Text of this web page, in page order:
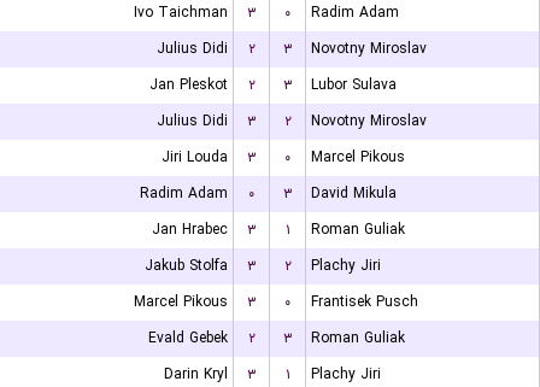
Ivo Taichman
۳ ۰
Radim Adam
Julius Didi
۲ ۳
Novotny Miroslav
Jan Pleskot
۲ ۳
Lubor Sulava
Julius Didi
۳ ۲
Novotny Miroslav
Jiri Louda
۳ ۰
Marcel Pikous
Radim Adam
۰ ۳
David Mikula
Jan Hrabec
۳ ۱
Roman Guliak
Jakub Stolfa
۳ ۲
Plachy Jiri
Marcel Pikous
۳ ۰
Frantisek Pusch
Evald Gebek
۲ ۳
Roman Guliak
Darin Kryl
۳ ۱
Plachy Jiri